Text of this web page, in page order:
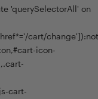
'querySelectorAll' on
cart/
icon-
cart-